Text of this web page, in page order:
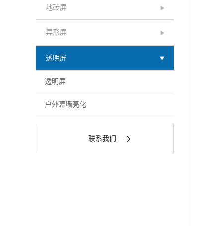
地砖屏
异形屏
透明屏
透明屏
户外幕墙亮化
联系我们